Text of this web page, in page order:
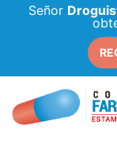
Señor